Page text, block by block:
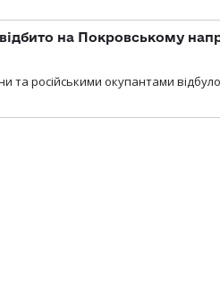
на Покровському
та російськими окупантами